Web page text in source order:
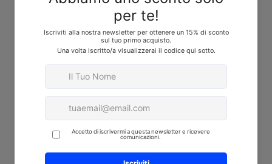
Confermo di aver preso visione dellaprivacy policy ISCRIVITI
info@athenapp.it